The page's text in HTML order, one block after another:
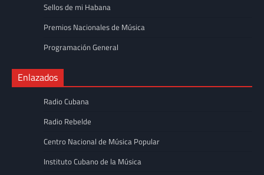
Sellos de mi Habana
Premios Nacionales de Música
Programación General
Enlazados
Radio Cubana
Radio Rebelde
Centro Nacional de Música Popular
Instituto Cubano de la Música